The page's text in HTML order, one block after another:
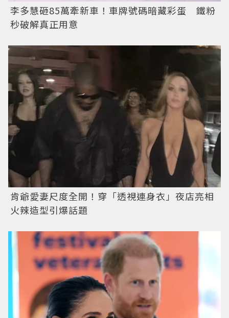
李多慧砸85萬牽新車！車牌號碼暗藏彩蛋 鐵粉
秒破解真正用意
肯爺愛妻尺度全開！穿「透視連身衣」夜店亮相
火辣造型引爆話題